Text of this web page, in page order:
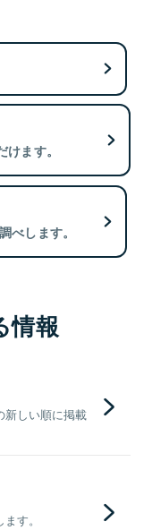
ます。
べします。
情報
新しい順に掲載
す。